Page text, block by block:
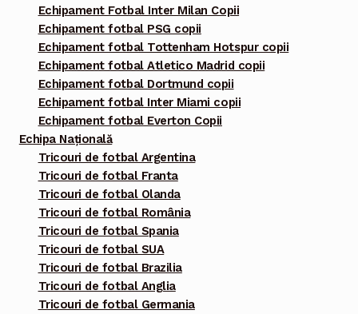
Echipament Fotbal Inter Milan Copii
Echipament fotbal PSG copii
Echipament fotbal Tottenham Hotspur copii
Echipament fotbal Atletico Madrid copii
Echipament fotbal Dortmund copii
Echipament fotbal Inter Miami copii
Echipament fotbal Everton Copii
Echipa Națională
Tricouri de fotbal Argentina
Tricouri de fotbal Franta
Tricouri de fotbal Olanda
Tricouri de fotbal România
Tricouri de fotbal Spania
Tricouri de fotbal SUA
Tricouri de fotbal Brazilia
Tricouri de fotbal Anglia
Tricouri de fotbal Germania